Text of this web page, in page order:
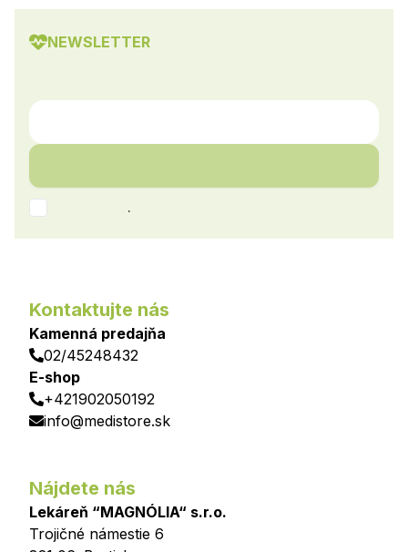
NEWSLETTER
.
Kontaktujte nás
Kamenná predajňa
02/45248432
E-shop
+421902050192
info@medistore.sk
Nájdete nás
Lekáreň “MAGNÓLIA“ s.r.o.
Trojičné námestie 6